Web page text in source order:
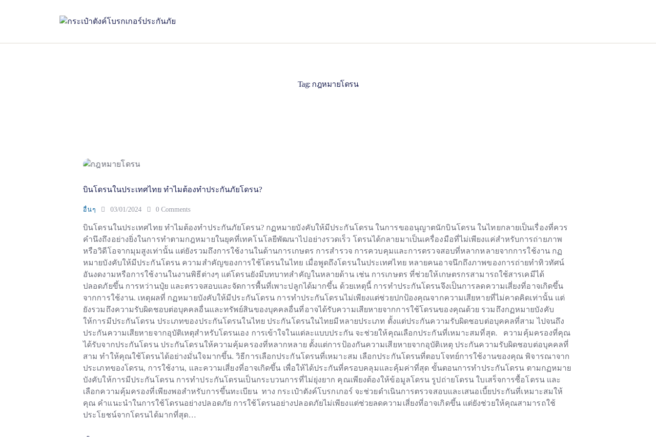
Tag: กฎหมายโดรน
บินโดรนในประเทศไทย ทำไมต้องทำประกันภัยโดรน?
อื่นๆ 03/01/2024 0 Comments
บินโดรนในประเทศไทย ทำไมต้องทำประกันภัยโดรน? กฏหมายบังคับให้มีประกันโดรน ในการขออนุญาตนักบินโดรน ในไทยกลายเป็นเรื่องที่ควร
คำนึงถึงอย่างยิ่งในการทำตามกฎหมายในยุคที่เทคโนโลยีพัฒนาไปอย่างรวดเร็ว โดรนได้กลายมาเป็นเครื่องมือที่ไม่เพียงแค่สำหรับการถ่ายภาพ
หรือวิดีโอจากมุมสูงเท่านั้น แต่ยังรวมถึงการใช้งานในด้านการเกษตร การสำรวจ การควบคุมและการตรวจสอบที่หลากหลายจากการใช้งาน กฏ
หมายบังคับให้มีประกันโดรน ความสำคัญของการใช้โดรนในไทย เมื่อพูดถึงโดรนในประเทศไทย หลายคนอาจนึกถึงภาพของการถ่ายทำทิวทัศน์
อันงดงามหรือการใช้งานในงานพิธีต่างๆ แต่โดรนยังมีบทบาทสำคัญในหลายด้าน เช่น การเกษตร ที่ช่วยให้เกษตรกรสามารถใช้สารเคมีได้
ปลอดภัยขึ้น การหว่านปุ๋ย และตรวจสอบและจัดการพื้นที่เพาะปลูกได้มากขึ้น ด้วยเหตุนี้ การทำประกันโดรนจึงเป็นการลดความเสี่ยงที่อาจเกิดขึ้น
จากการใช้งาน. เหตุผลที่ กฏหมายบังคับให้มีประกันโดรน การทำประกันโดรนไม่เพียงแต่ช่วยปกป้องคุณจากความเสียหายที่ไม่คาดคิดเท่านั้น แต่
ยังรวมถึงความรับผิดชอบต่อบุคคลอื่นและทรัพย์สินของบุคคลอื่นที่อาจได้รับความเสียหายจากการใช้โดรนของคุณด้วย รวมถึงกฏหมายบังคับ
ให้การมีประกันโดรน ประเภทของประกันโดรนในไทย ประกันโดรนในไทยมีหลายประเภท ตั้งแต่ประกันความรับผิดชอบต่อบุคคลที่สาม ไปจนถึง
ประกันความเสียหายจากอุบัติเหตุสำหรับโดรนเอง การเข้าใจในแต่ละแบบประกัน จะช่วยให้คุณเลือกประกันที่เหมาะสมที่สุด. ความคุ้มครองที่คุณ
ได้รับจากประกันโดรน ประกันโดรนให้ความคุ้มครองที่หลากหลาย ตั้งแต่การป้องกันความเสียหายจากอุบัติเหตุ ประกันความรับผิดชอบต่อบุคคลที่
สาม ทำให้คุณใช้โดรนได้อย่างมั่นใจมากขึ้น. วิธีการเลือกประกันโดรนที่เหมาะสม เลือกประกันโดรนที่ตอบโจทย์การใช้งานของคุณ พิจารณาจาก
ประเภทของโดรน, การใช้งาน, และความเสี่ยงที่อาจเกิดขึ้น เพื่อให้ได้ประกันที่ครอบคลุมและคุ้มค่าที่สุด ขั้นตอนการทำประกันโดรน ตามกฏหมาย
บังคับให้การมีประกันโดรน การทำประกันโดรนเป็นกระบวนการที่ไม่ยุ่งยาก คุณเพียงต้องให้ข้อมูลโดรน รูปถ่ายโดรน ใบเสร็จการซื้อโดรน และ
เลือกความคุ้มครองที่เพียงพอสำหรับการขึ้นทะเบียน ทาง กระเป๋าตังค์โบรกเกอร์ จะช่วยดำเนินการตรวจสอบและเสนอเบี้ยประกันที่เหมาะสมให้
คุณ คำแนะนำในการใช้โดรนอย่างปลอดภัย การใช้โดรนอย่างปลอดภัยไม่เพียงแต่ช่วยลดความเสี่ยงที่อาจเกิดขึ้น แต่ยังช่วยให้คุณสามารถใช้
ประโยชน์จากโดรนได้มากที่สุด…